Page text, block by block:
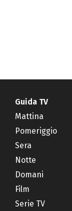
Guida TV
Mattina
Pomeriggio
Sera
Notte
Domani
Film
Serie TV